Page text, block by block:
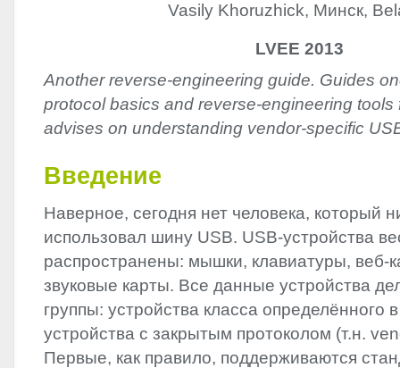
Vasily Khoruzhick, Минск,
LVEE 2013
Another reverse-engineering guide. Guides
protocol basics and reverse-engineering tools
advises on understanding vendor-specific
Введение
Наверное, сегодня нет человека, который
использовал шину USB. USB-устройства
распространены: мышки, клавиатуры, веб-
звуковые карты. Все данные устройства
группы: устройства класса определённого
устройства с закрытым протоколом (т.н.
Первые, как правило, поддерживаются